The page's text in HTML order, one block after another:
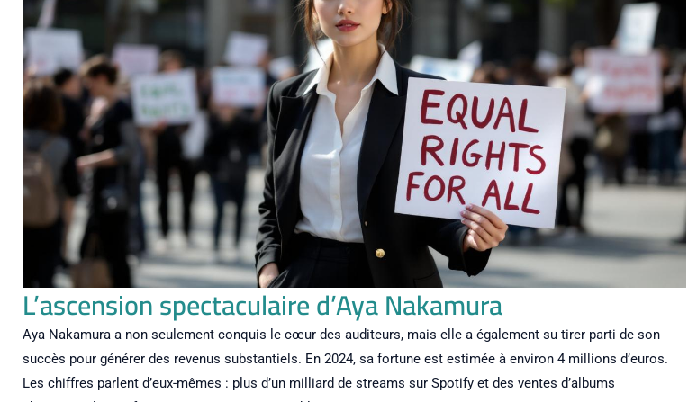
L’ascension spectaculaire d’Aya Nakamura
Aya Nakamura a non seulement conquis le cœur des auditeurs, mais elle a également su tirer parti de son
succès pour générer des revenus substantiels. En 2024, sa fortune est estimée à environ 4 millions d’euros.
Les chiffres parlent d’eux-mêmes : plus d’un milliard de streams sur Spotify et des ventes d’albums